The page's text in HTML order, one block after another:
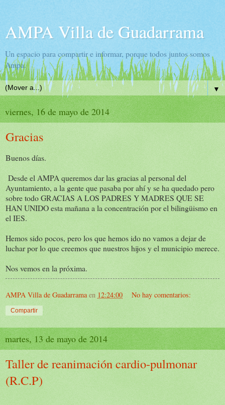
AMPA Villa de Guadarrama
Un espacio para compartir e informar, porque todos juntos somos
Ampa.
▼
viernes, 16 de mayo de 2014
Gracias
Buenos días.
Desde el AMPA queremos dar las gracias al personal del
Ayuntamiento, a la gente que pasaba por ahí y se ha quedado pero
sobre todo GRACIAS A LOS PADRES Y MADRES QUE SE
HAN UNIDO esta mañana a la concentración por el bilingüismo en
el IES.
Hemos sido pocos, pero los que hemos ido no vamos a dejar de
luchar por lo que creemos que nuestros hijos y el municipio merece.
Nos vemos en la próxima.
AMPA Villa de Guadarrama en 12:24:00 No hay comentarios:
Compartir
martes, 13 de mayo de 2014
Taller de reanimación cardio-pulmonar
(R.C.P)